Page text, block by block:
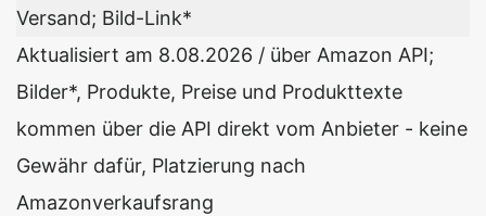
Versand; Bild-Link*
Aktualisiert am 8.08.2026 / über Amazon API;
Bilder*, Produkte, Preise und Produkttexte
kommen über die API direkt vom Anbieter - keine
Gewähr dafür, Platzierung nach
Amazonverkaufsrang